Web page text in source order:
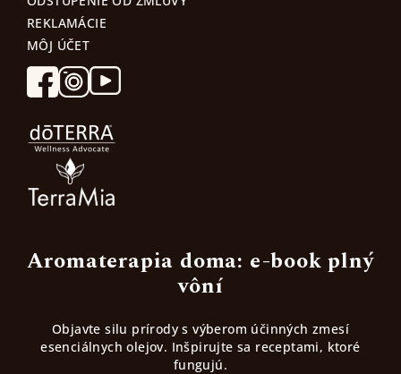
REKLAMÁCIE
MÔJ ÚČET
Aromaterapia doma: e-book plný
vôní
Objavte silu prírody s výberom účinných zmesí
esenciálnych olejov. Inšpirujte sa receptami, ktoré
fungujú.